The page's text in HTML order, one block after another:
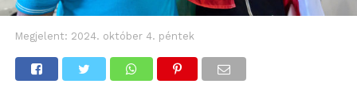
Megjelent: 2024. október 4. péntek